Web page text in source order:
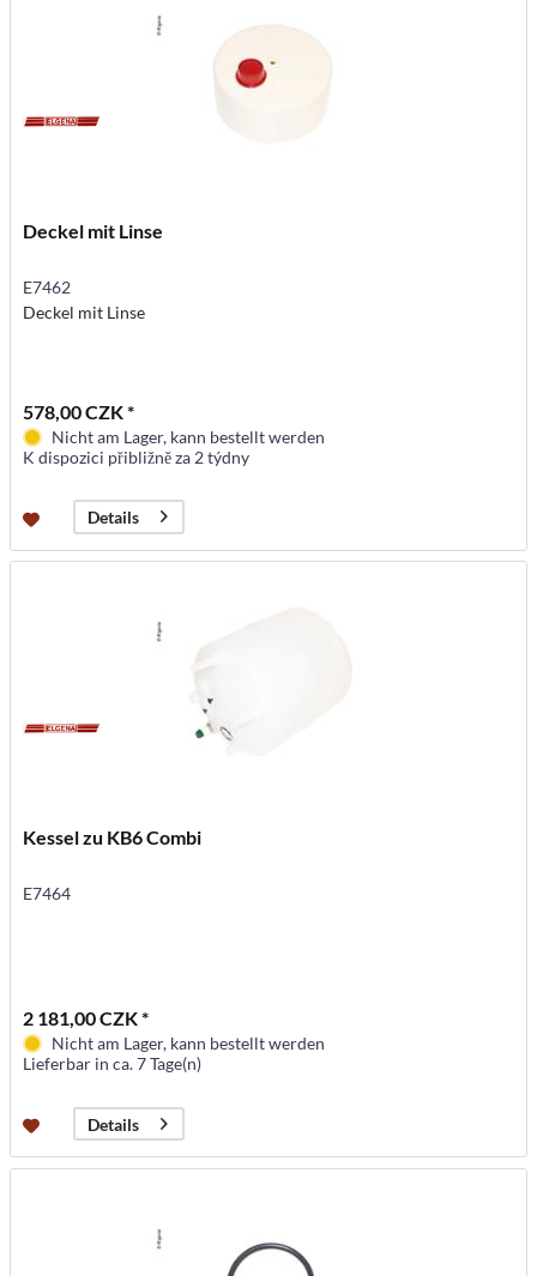
Deckel mit Linse
E7462
Deckel mit Linse
578,00 CZK *
Nicht am Lager, kann bestellt werden
K dispozici přibližně za 2 týdny
Details
Kessel zu KB6 Combi
E7464
2 181,00 CZK *
Nicht am Lager, kann bestellt werden
Lieferbar in ca. 7 Tage(n)
Details